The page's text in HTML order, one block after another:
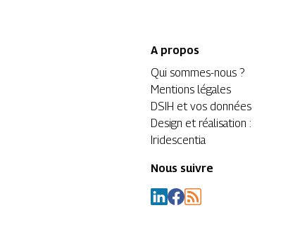
A propos
Qui sommes-nous ?
Mentions légales
DSIH et vos données
Design et réalisation :
Iridescentia
Nous suivre